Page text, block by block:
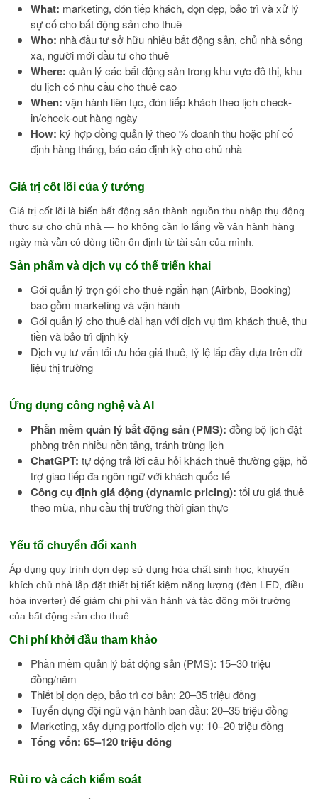
What: marketing, đón tiếp khách, dọn dẹp, bảo trì và xử lý
sự cố cho bất động sản cho thuê
Who: nhà đầu tư sở hữu nhiều bất động sản, chủ nhà sống
xa, người mới đầu tư cho thuê
Where: quản lý các bất động sản trong khu vực đô thị, khu
du lịch có nhu cầu cho thuê cao
When: vận hành liên tục, đón tiếp khách theo lịch check-
in/check-out hàng ngày
How: ký hợp đồng quản lý theo % doanh thu hoặc phí cố
định hàng tháng, báo cáo định kỳ cho chủ nhà
Giá trị cốt lõi của ý tưởng
Giá trị cốt lõi là biến bất động sản thành nguồn thu nhập thụ động
thực sự cho chủ nhà — họ không cần lo lắng về vận hành hàng
ngày mà vẫn có dòng tiền ổn định từ tài sản của mình.
Sản phẩm và dịch vụ có thể triển khai
Gói quản lý trọn gói cho thuê ngắn hạn (Airbnb, Booking)
bao gồm marketing và vận hành
Gói quản lý cho thuê dài hạn với dịch vụ tìm khách thuê, thu
tiền và bảo trì định kỳ
Dịch vụ tư vấn tối ưu hóa giá thuê, tỷ lệ lấp đầy dựa trên dữ
liệu thị trường
Ứng dụng công nghệ và AI
Phần mềm quản lý bất động sản (PMS): đồng bộ lịch đặt
phòng trên nhiều nền tảng, tránh trùng lịch
ChatGPT: tự động trả lời câu hỏi khách thuê thường gặp, hỗ
trợ giao tiếp đa ngôn ngữ với khách quốc tế
Công cụ định giá động (dynamic pricing): tối ưu giá thuê
theo mùa, nhu cầu thị trường thời gian thực
Yếu tố chuyển đổi xanh
Áp dụng quy trình dọn dẹp sử dụng hóa chất sinh học, khuyến
khích chủ nhà lắp đặt thiết bị tiết kiệm năng lượng (đèn LED, điều
hòa inverter) để giảm chi phí vận hành và tác động môi trường
của bất động sản cho thuê.
Chi phí khởi đầu tham khảo
Phần mềm quản lý bất động sản (PMS): 15–30 triệu
đồng/năm
Thiết bị dọn dẹp, bảo trì cơ bản: 20–35 triệu đồng
Tuyển dụng đội ngũ vận hành ban đầu: 20–35 triệu đồng
Marketing, xây dựng portfolio dịch vụ: 10–20 triệu đồng
Tổng vốn: 65–120 triệu đồng
Rủi ro và cách kiểm soát